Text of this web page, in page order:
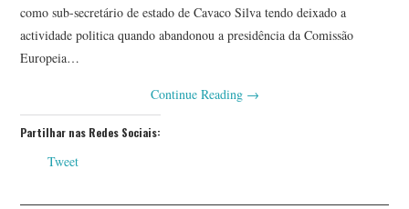
como sub-secretário de estado de Cavaco Silva tendo deixado a
actividade politica quando abandonou a presidência da Comissão
Europeia…
Continue Reading →
Partilhar nas Redes Sociais:
Tweet